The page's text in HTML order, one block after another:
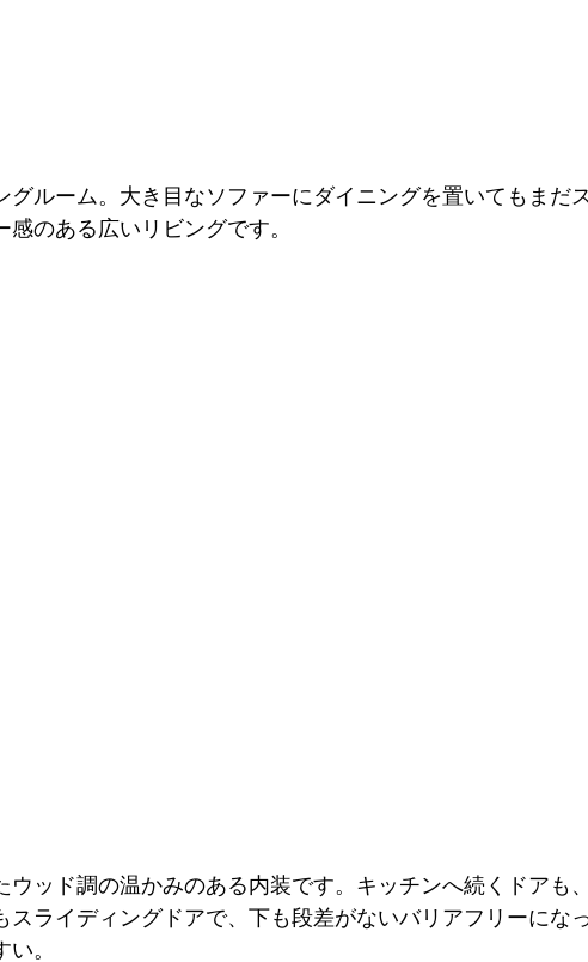
グルーム。大き目なソファーにダイニングを置いてもまだ
感のある広いリビングです。
ウッド調の温かみのある内装です。キッチンへ続くドアも
スライディングドアで、下も段差がないバリアフリーにな
。